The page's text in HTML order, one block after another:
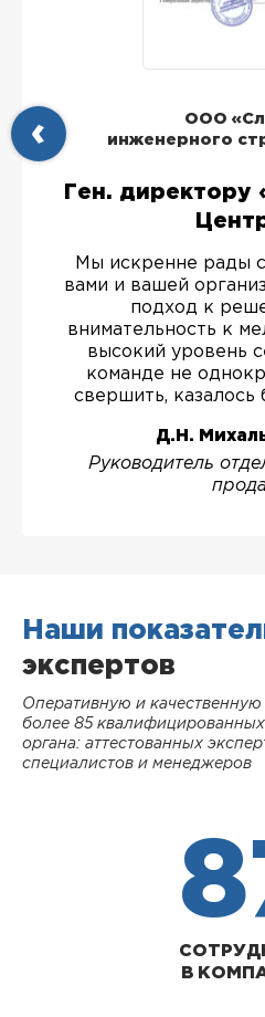
ООО
инженерного
Ген. директору
Мы искренне рады
вами и вашей
подход к
внимательность к
высокий уровень
команде не
свершить, казалось
Д.Н.
Руководитель
Наши
экспертов
Оперативную и
более 85
органа: аттестованных
специалистов и менеджеров
В